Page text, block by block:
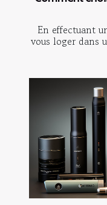
En effectuant
vous loger dans